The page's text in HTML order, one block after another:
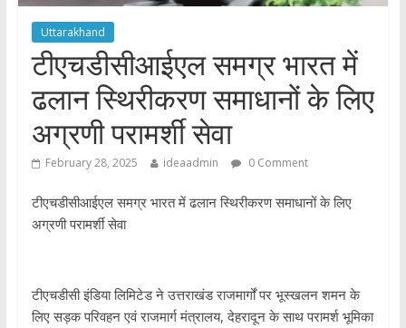
Uttarakhand
टीएचडीसीआईएल समग्र भारत में
ढलान स्थिरीकरण समाधानों के लिए
अग्रणी परामर्शी सेवा
February 28, 2025 ideaadmin 0 Comment
टीएचडीसीआईएल समग्र भारत में ढलान स्थिरीकरण समाधानों के लिए
अग्रणी परामर्शी सेवा
टीएचडीसी इंडिया लिमिटेड ने उत्तराखंड राजमार्गों पर भूस्खलन शमन के
लिए सड़क परिवहन एवं राजमार्ग मंत्रालय, देहरादून के साथ परामर्श भूमिका